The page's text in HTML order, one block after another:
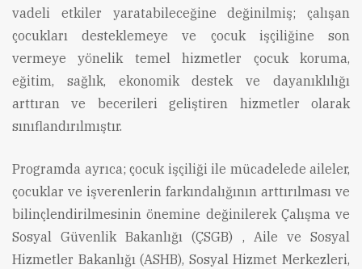
vadeli etkiler yaratabileceğine değinilmiş; çalışan
çocukları desteklemeye ve çocuk işçiliğine son
vermeye yönelik temel hizmetler çocuk koruma,
eğitim, sağlık, ekonomik destek ve dayanıklılığı
arttıran ve becerileri geliştiren hizmetler olarak
sınıflandırılmıştır.
Programda ayrıca; çocuk işçiliği ile mücadelede aileler,
çocuklar ve işverenlerin farkındalığının arttırılması ve
bilinçlendirilmesinin önemine değinilerek Çalışma ve
Sosyal Güvenlik Bakanlığı (ÇSGB) , Aile ve Sosyal
Hizmetler Bakanlığı (ASHB), Sosyal Hizmet Merkezleri,